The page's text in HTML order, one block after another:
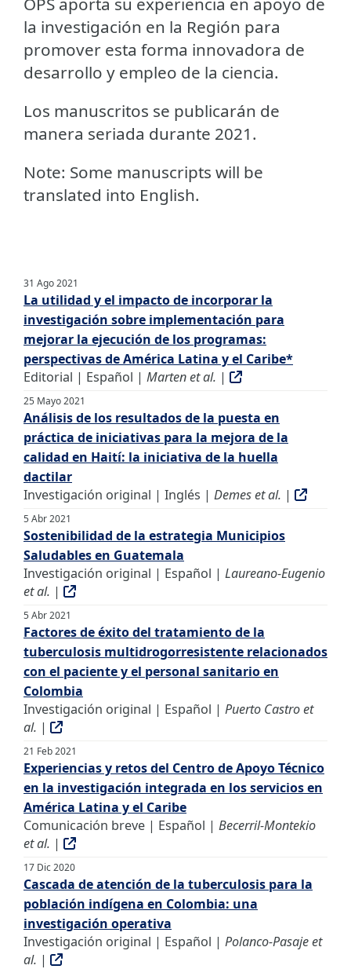
la investigación en la Región para
promover esta forma innovadora de
desarrollo y empleo de la ciencia.
Los manuscritos se publicarán de
manera seriada durante 2021.
Note: Some manuscripts will be
translated into English.
31 Ago 2021
La utilidad y el impacto de incorporar la
investigación sobre implementación para
mejorar la ejecución de los programas:
perspectivas de América Latina y el Caribe*
Editorial | Español | Marten et al. |
25 Mayo 2021
Análisis de los resultados de la puesta en
práctica de iniciativas para la mejora de la
calidad en Haití: la iniciativa de la huella
dactilar
Investigación original | Inglés | Demes et al. |
5 Abr 2021
Sostenibilidad de la estrategia Municipios
Saludables en Guatemala
Investigación original | Español | Laureano-Eugenio
et al. |
5 Abr 2021
Factores de éxito del tratamiento de la
tuberculosis multidrogorresistente relacionados
con el paciente y el personal sanitario en
Colombia
Investigación original | Español | Puerto Castro et
al. |
21 Feb 2021
Experiencias y retos del Centro de Apoyo Técnico
en la investigación integrada en los servicios en
América Latina y el Caribe
Comunicación breve | Español | Becerril-Montekio
et al. |
17 Dic 2020
Cascada de atención de la tuberculosis para la
población indígena en Colombia: una
investigación operativa
Investigación original | Español | Polanco-Pasaje et
al. |